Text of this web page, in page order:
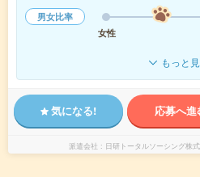
男女比率
女性
もっと
気になる! 応募へ進
派遣会社 日研トータルソーシング株